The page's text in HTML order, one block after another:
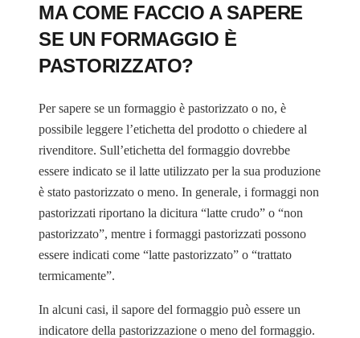
MA COME FACCIO A SAPERE
SE UN FORMAGGIO È
PASTORIZZATO?
Per sapere se un formaggio è pastorizzato o no, è
possibile leggere l’etichetta del prodotto o chiedere al
rivenditore. Sull’etichetta del formaggio dovrebbe
essere indicato se il latte utilizzato per la sua produzione
è stato pastorizzato o meno. In generale, i formaggi non
pastorizzati riportano la dicitura “latte crudo” o “non
pastorizzato”, mentre i formaggi pastorizzati possono
essere indicati come “latte pastorizzato” o “trattato
termicamente”.
In alcuni casi, il sapore del formaggio può essere un
indicatore della pastorizzazione o meno del formaggio.